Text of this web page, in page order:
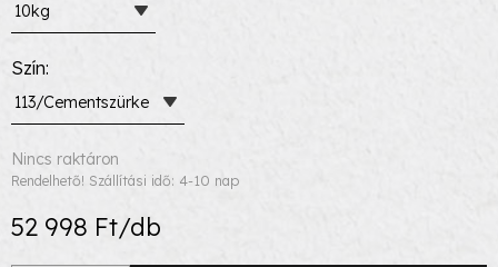
10kg
Szín
113/Cementszürke
Nincs raktáron
Rendelhető! Szállítási idő: 4-10 nap
52 998 Ft/db